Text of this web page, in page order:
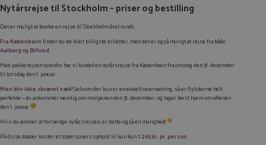
Nytårsrejse til Stockholm – priser og bestilling
Det er muligt at booke en rejse til Stockholm året rundt.
Fra Københavnfinder du de klart billigste billetter, men det er også muligt at rejse fra både
Aalborgog Billund.
Med pakkerejsen ovenfor har vi fundet en nytårsrejse fra København fra onsdag den 31. december
til torsdag den 1. januar.
Men bliv ikke skræmt væk!Selvom der kun er en enkelt overnatning, så er flytiderne helt
perfekte – du ankommer nemlig om morgenen den 31. december, og tager først hjem om aftenen
den 1. januar
Hvis du ønsker at forlænge nytårsrejsen, er dette også en mulighed!
På disse datoer koster et topersoners ophold til kun kun1.263 kr. pr. person